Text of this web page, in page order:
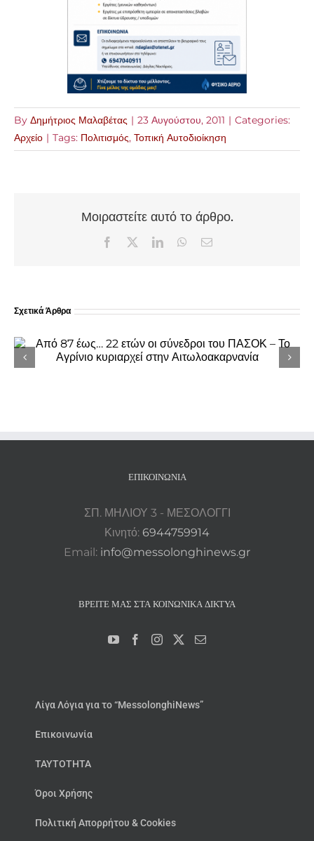
By Δημήτριος Μαλαβέτας | 23 Αυγούστου, 2011 | Categories:
Αρχείο | Tags: Πολιτισμός, Τοπική Αυτοδιοίκηση
Μοιραστείτε αυτό το άρθρο.
Facebook LinkedInWhatsApp
Email
Σχετικά Άρθρα
Πρωτοχρονιάτικα κάλαντα από τη
Φιλαρμονική «Ιωσήφ Ρωγών» στο
ΕΠΙΚΟΙΝΩΝΊΑ
ΣΠ. ΜΗΛΙΟΥ 3 - ΜΕΣΟΛΟΓΓΙ
Κινητό: 6944759914
Email: info@messolonghinews.gr
ΒΡΕΊΤΕ ΜΑΣ ΣΤΑ ΚΟΙΝΩΝΙΚΆ ΔΊΚΤΥΑ
Λίγα Λόγια για το “MessolonghiNews”
Επικοινωνία
ΤΑΥΤΟΤΗΤΑ
Όροι Χρήσης
Πολιτική Απορρήτου & Cookies